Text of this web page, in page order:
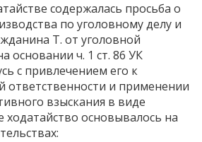
содержалась просьба о
по уголовному делу и
Т. от уголовной
основании ч. 1 ст. 86 УК
с привлечением его к
ответственности и применении
взыскания в виде
ходатайство основывалось на